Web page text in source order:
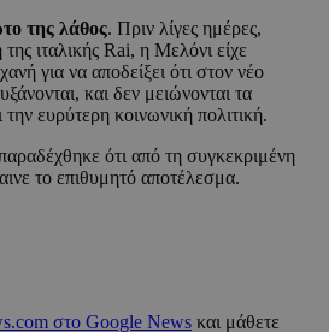
της λάθος. Πριν λίγες ημέρες,
ιταλικής Rai, η Μελόνι είχε
για να αποδείξει ότι στον νέο
και δεν μειώνονται τα
την ευρύτερη κοινωνική πολιτική.
ότι από τη συγκεκριμένη
το επιθυμητό αποτέλεσμα.
στο Google News και μάθετε